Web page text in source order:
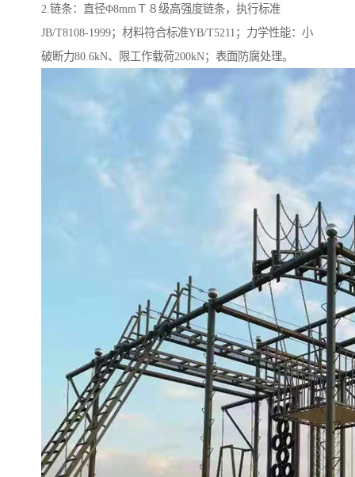
2.链条：直径Φ8mmＴ８级高强度链条，执行标准
JB/T8108-1999；材料符合标准YB/T5211；力学性能：小
破断力80.6kN、限工作载荷200kN；表面防腐处理。